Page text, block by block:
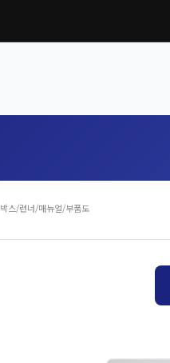
박스/런너/매뉴얼/부품도